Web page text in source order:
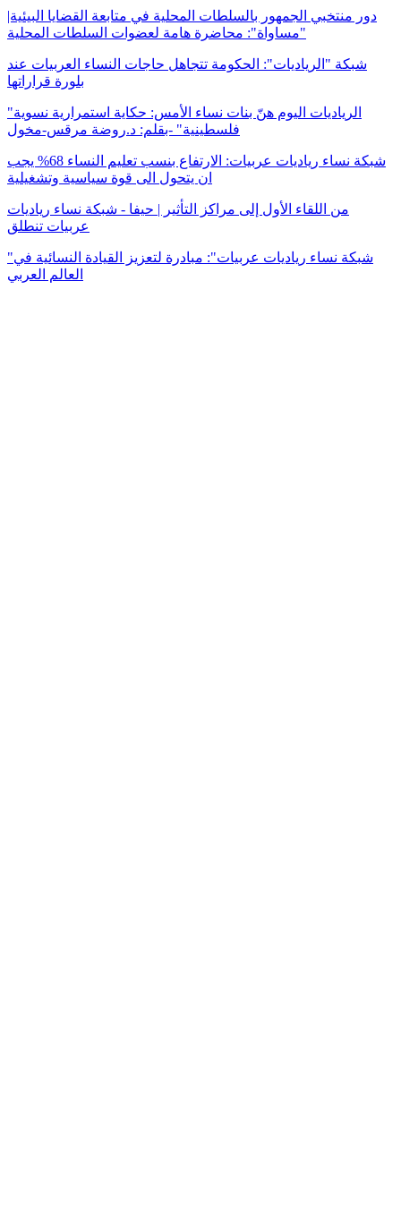
دور منتخبي الجمهور بالسلطات المحلية في متابعة القضايا البيئية|
"مساواة": محاضرة هامة لعضوات السلطات المحلية
شبكة "الرياديات": الحكومة تتجاهل حاجات النساء العربيات عند
بلورة قراراتها
"الرياديات اليوم هنّ بنات نساء الأمس: حكاية استمرارية نسوية
فلسطينية" -بقلم: د.روضة مرقس-مخول
شبكة نساء رياديات عربيات: الارتفاع بنسب تعليم النساء 68% يجب
ان يتحول الى قوة سياسية وتشغيلية
من اللقاء الأول إلى مراكز التأثير | حيفا - شبكة نساء رياديات
عربيات تنطلق
"شبكة نساء رياديات عربيات": مبادرة لتعزيز القيادة النسائية في
العالم العربي